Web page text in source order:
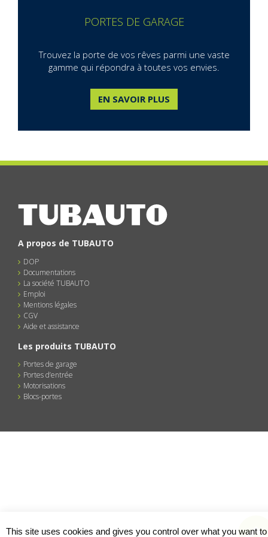
Notice de pose Porte d’Entrée Select65
Notice Réglage Porte d’Entrée
Notice Montage pattes de fixation
Cahier Technique Porte d’Entrée
PORTES DE GARAGE
Trouvez la porte de vos rêves parmi une vaste
gamme qui répondra à toutes vos envies.
EN SAVOIR PLUS
A propos de TUBAUTO
DOP
Documentations
La société TUBAUTO
Emploi
Mentions légales
CGV
Aide et assistance
Les produits TUBAUTO
Portes de garage
Portes d’entrée
Motorisations
Blocs-portes
This site uses cookies and gives you control over what you want to